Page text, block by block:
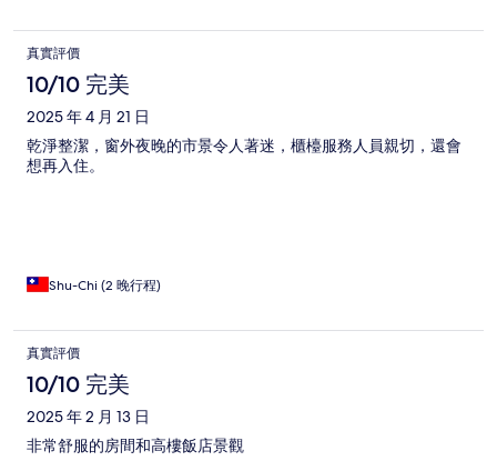
真實評價
10/10 完美
2025 年 4 月 21 日
乾淨整潔，窗外夜晚的市景令人著迷，櫃檯服務人員親切，還會
想再入住。
Shu-Chi (2 晚行程)
真實評價
10/10 完美
2025 年 2 月 13 日
非常舒服的房間和高樓飯店景觀